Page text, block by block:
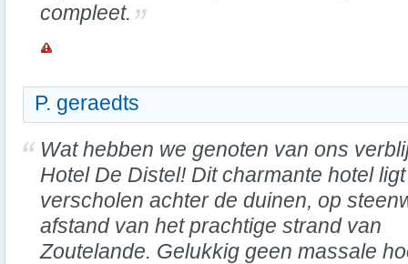
compleet.
P. geraedts
Wat hebben we genoten van ons
Hotel De Distel! Dit charmante hotel ligt
verscholen achter de duinen, op
afstand van het prachtige strand van
Zoutelande. Gelukkig geen massale